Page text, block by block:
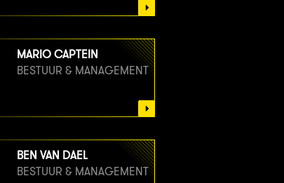
MARIO CAPTEIN
BESTUUR & MANAGEMENT
BEN VAN DAEL
BESTUUR & MANAGEMENT